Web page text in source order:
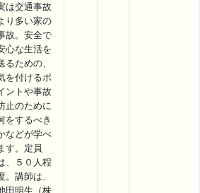
は交通事故
り多い家の
故。安全で
心な生活を
るための、
を付けるポ
ントや事故
止のために
をするべき
などが学べ
す。定員
、５０人程
。講師は、
田明生（株